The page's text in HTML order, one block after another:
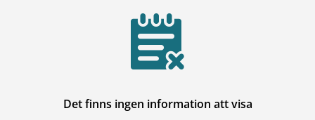
Det finns ingen information att visa